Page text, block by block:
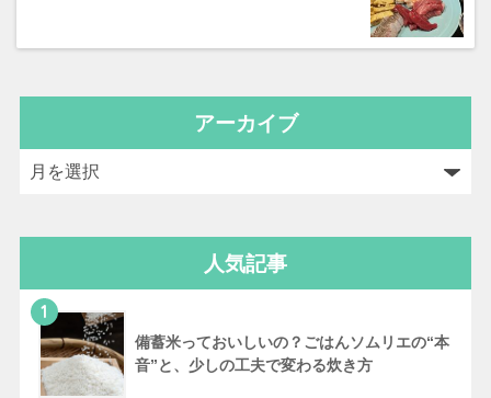
アーカイブ
人気記事
1
備蓄米っておいしいの？ごはんソムリエの“本
音”と、少しの工夫で変わる炊き方